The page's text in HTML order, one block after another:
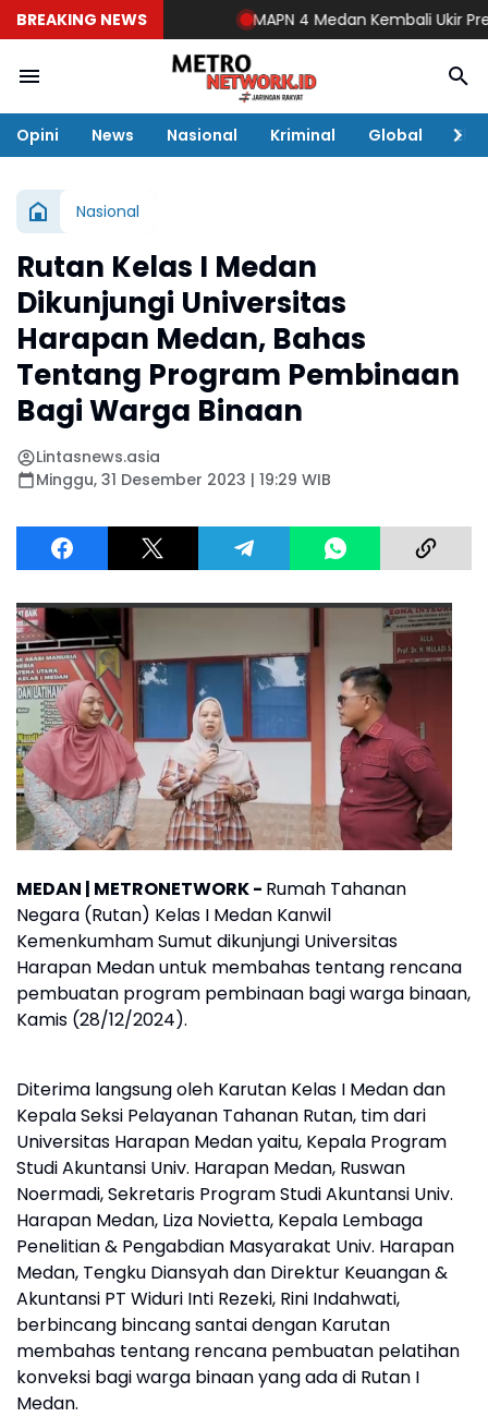
BREAKING NEWS MAPN 4 Medan Kembali Ukir
Opini News Nasional Kriminal Global
Nasional
Rutan Kelas I Medan
Dikunjungi Universitas
Harapan Medan, Bahas
Tentang Program Pembinaan
Bagi Warga Binaan
Lintasnews.asia
Minggu, 31 Desember 2023 | 19:29 WIB
MEDAN | METRONETWORK - Rumah Tahanan
Negara (Rutan) Kelas I Medan Kanwil
Kemenkumham Sumut dikunjungi Universitas
Harapan Medan untuk membahas tentang rencana
pembuatan program pembinaan bagi warga binaan,
Kamis (28/12/2024).
Diterima langsung oleh Karutan Kelas I Medan dan
Kepala Seksi Pelayanan Tahanan Rutan, tim dari
Universitas Harapan Medan yaitu, Kepala Program
Studi Akuntansi Univ. Harapan Medan, Ruswan
Noermadi, Sekretaris Program Studi Akuntansi Univ.
Harapan Medan, Liza Novietta, Kepala Lembaga
Penelitian & Pengabdian Masyarakat Univ. Harapan
Medan, Tengku Diansyah dan Direktur Keuangan &
Akuntansi PT Widuri Inti Rezeki, Rini Indahwati,
berbincang bincang santai dengan Karutan
membahas tentang rencana pembuatan pelatihan
konveksi bagi warga binaan yang ada di Rutan I
Medan.